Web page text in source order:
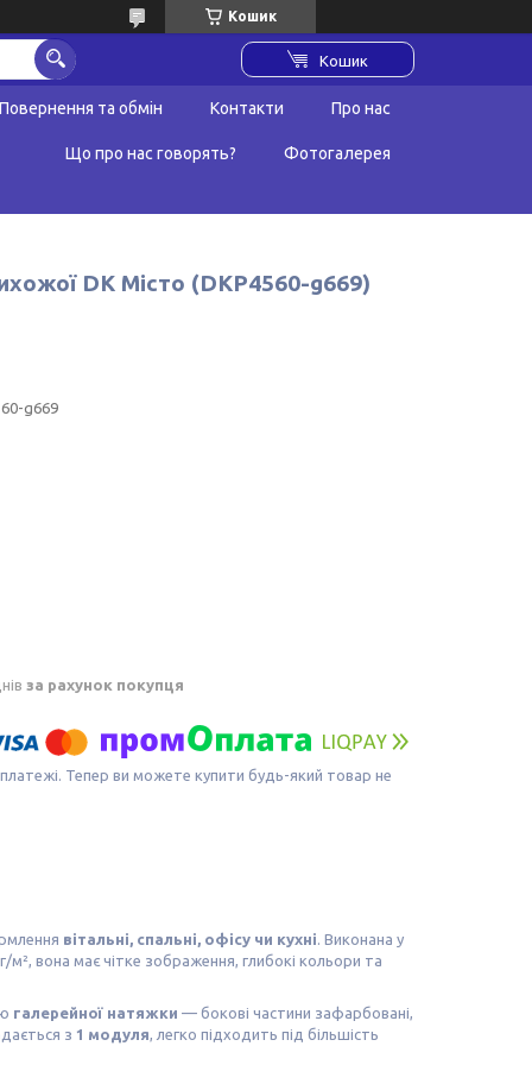
Кошик
Кошик
Повернення та обмін Контакти Про нас
Що про нас говорять? Фотогалерея
DK Місто (DKP4560-g669)
g669
за рахунок покупця
платежі. Тепер ви можете купити будь-який товар не
вітальні, спальні, офісу чи кухні. Виконана у
м², вона має чітке зображення, глибокі кольори та
галерейної натяжки — бокові частини зафарбовані,
з 1 модуля, легко підходить під більшість